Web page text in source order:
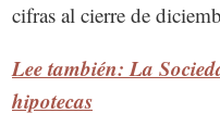
cifras al cierre de
Lee también: La
hipotecas